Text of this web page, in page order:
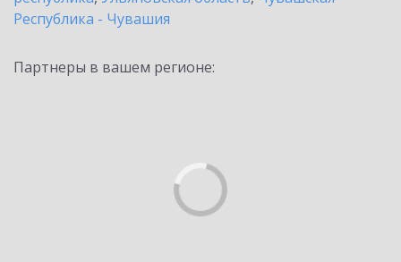
Республика - Чувашия
Партнеры в вашем регионе: